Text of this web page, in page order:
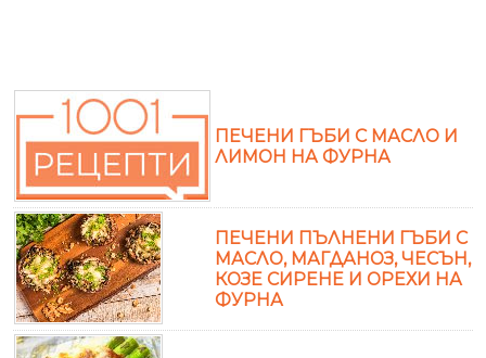
ПЕЧЕНИ ГЪБИ С МАСЛО И
ЛИМОН НА ФУРНА
ПЕЧЕНИ ПЪЛНЕНИ ГЪБИ С
МАСЛО, МАГДАНОЗ, ЧЕСЪН,
КОЗЕ СИРЕНЕ И ОРЕХИ НА
ФУРНА